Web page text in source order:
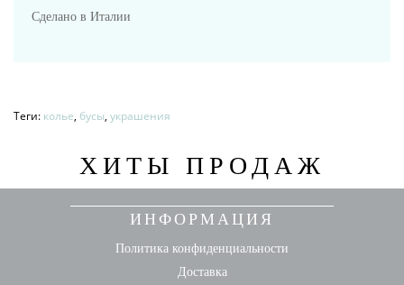
Сделано в Италии
Теги: колье, бусы, украшения
ХИТЫ ПРОДАЖ
ИНФОРМАЦИЯ
Политика конфиденциальности
Доставка